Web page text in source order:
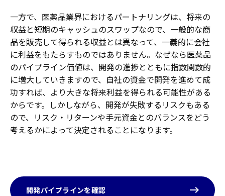
一方で、医薬品業界におけるパートナリングは、将来の
収益と短期のキャッシュのスワップなので、一般的な商
品を販売して得られる収益とは異なって、一義的に会社
に利益をもたらすものではありません。なぜなら医薬品
のパイプライン価値は、開発の進捗とともに指数関数的
に増大していきますので、自社の資金で開発を進めて成
功すれば、より大きな将来利益を得られる可能性がある
からです。しかしながら、開発が失敗するリスクもある
ので、リスク・リターンや手元資金とのバランスをどう
考えるかによって決定されることになります。
開発パイプラインを確認